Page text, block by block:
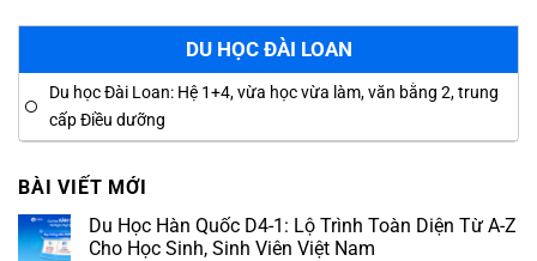
DU HỌC ĐÀI LOAN
Du học Đài Loan: Hệ 1+4, vừa học vừa làm, văn bằng 2, trung
cấp Điều dưỡng
BÀI VIẾT MỚI
Du Học Hàn Quốc D4-1: Lộ Trình Toàn Diện Từ A-Z
Cho Học Sinh, Sinh Viên Việt Nam